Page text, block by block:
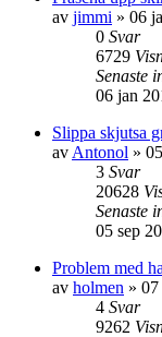
av jimmi » 06
0 Svar
6729
Senaste
06 jan
Slippa skjutsa
av Antonol »
3 Svar
20628
Senaste
05 sep
Problem med
av holmen » 07
4 Svar
9262